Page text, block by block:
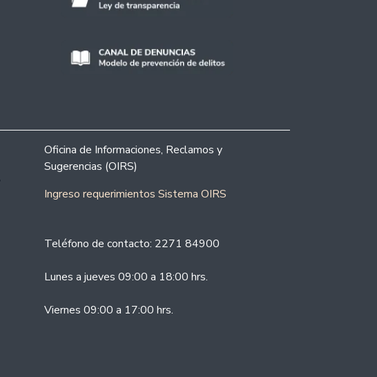
Oficina de Informaciones, Reclamos y
Sugerencias (OIRS)
Ingreso requerimientos Sistema OIRS
Teléfono de contacto: 2271 84900
Lunes a jueves 09:00 a 18:00 hrs.
Viernes 09:00 a 17:00 hrs.